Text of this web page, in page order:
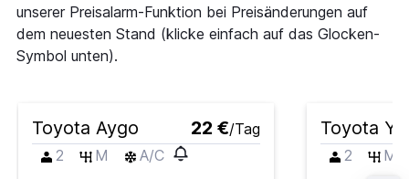
unserer Preisalarm-Funktion bei Preisänderungen auf
dem neuesten Stand (klicke einfach auf das Glocken-
Symbol unten).
Toyota Aygo 22 €/Tag
2
M A/C
Toyota
2 M